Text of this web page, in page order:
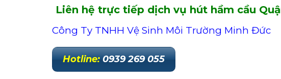
Liên hệ trực tiếp dịch vụ hút hầm cầu
Công Ty TNHH Vệ Sinh Môi Trường Minh Đức
Hotline: 0939 269 055